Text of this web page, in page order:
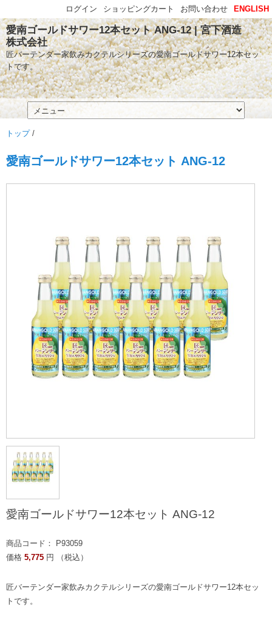
愛南ゴールドサワー12本セット ANG-12 | 宮下酒造
株式会社
匠バーテンダー家飲みカクテルシリーズの愛南ゴールドサワー12本セッ
トです。
トップ/
愛南ゴールドサワー12本セット ANG-12
愛南ゴールドサワー12本セット ANG-12
商品コード： P93059
価格 5,775 円 （税込）
匠バーテンダー家飲みカクテルシリーズの愛南ゴールドサワー12本セッ
トです。
ENGLISH
お問い合わせ
ショッピングカート
ログイン